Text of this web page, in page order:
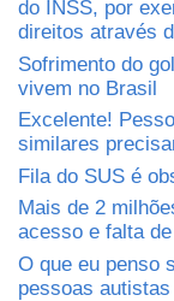
do INSS, por
direitos através
Sofrimento do
vivem no Brasil
Excelente!
similares
Fila do SUS é
Mais de 2
acesso e falta
O que eu penso
pessoas